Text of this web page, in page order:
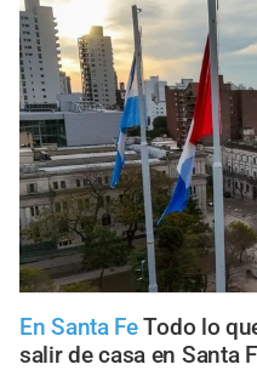
En Santa FeTodo lo
salir de casa en Santa